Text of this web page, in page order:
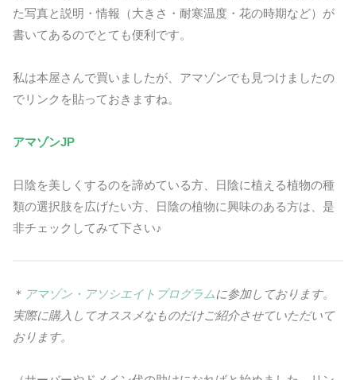
た写真と説明・情報（大きさ・耐寒温度・花の時期など）が
書いてあるのでとても便利です。
私は本屋さんで買いましたが、アマゾンでも見つけましたの
でリンクを貼っておきますね。
アマゾンJP
日陰を美しくするのを諦めている方、日陰に植える植物の種
類の選択肢を広げたい方、日陰の植物に興味のある方は、是
非チェックしてみて下さい♪
＊ アマゾン・アソシエイトプログラムに参加しております。
実際に購入してオススメなものだけご紹介させていただいて
おります。